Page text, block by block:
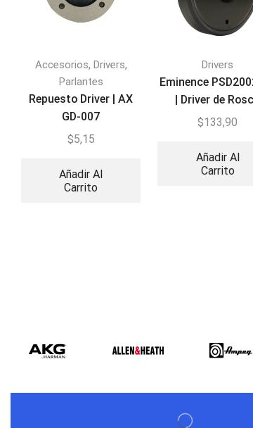
Accesorios, Drivers,
Parlantes
Repuesto Driver | AX
GD-007
$5,15
Añadir Al
Carrito
Drivers
Eminence
| Driver de
$133,90
Añadir Al
Carrito